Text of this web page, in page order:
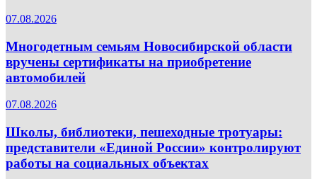
07.08.2026
Многодетным семьям Новосибирской области
вручены сертификаты на приобретение
автомобилей
07.08.2026
Школы, библиотеки, пешеходные тротуары:
представители «Единой России» контролируют
работы на социальных объектах